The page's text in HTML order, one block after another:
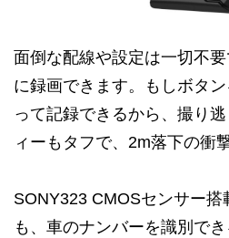
面倒な配線や設定は一切不
に録画できます。もしボタ
って記録できるから、撮り
ィーもタフで、2m落下の衝
SONY323 CMOSセンサー
も、車のナンバーを識別で